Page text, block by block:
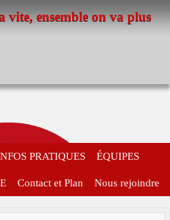
vite, ensemble on va plus
PRATIQUES ÉQUIPES
Contact et Plan Nous rejoindre